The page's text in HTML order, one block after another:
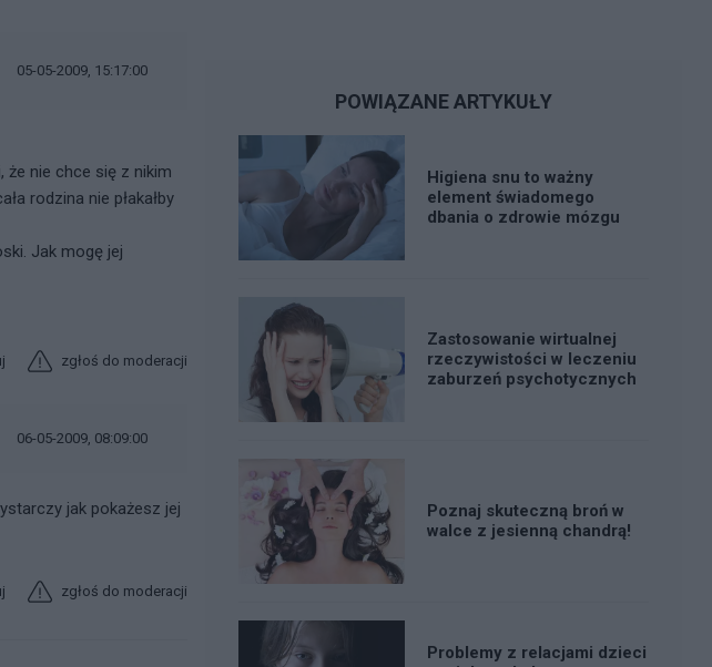
05-05-2009, 15:17:00
nie chce się z nikim
rodzina nie płakałby
Jak mogę jej
zgłoś do moderacji
06-05-2009, 08:09:00
jak pokażesz jej
zgłoś do moderacji
POWIĄZANE ARTYKUŁY
Higiena snu to ważny
element świadomego
dbania o zdrowie mózgu
Zastosowanie wirtualnej
rzeczywistości w leczeniu
zaburzeń psychotycznych
Poznaj skuteczną broń w
walce z jesienną chandrą!
Problemy z relacjami dzieci